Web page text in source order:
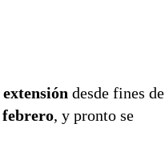
desde fines de
, y pronto se